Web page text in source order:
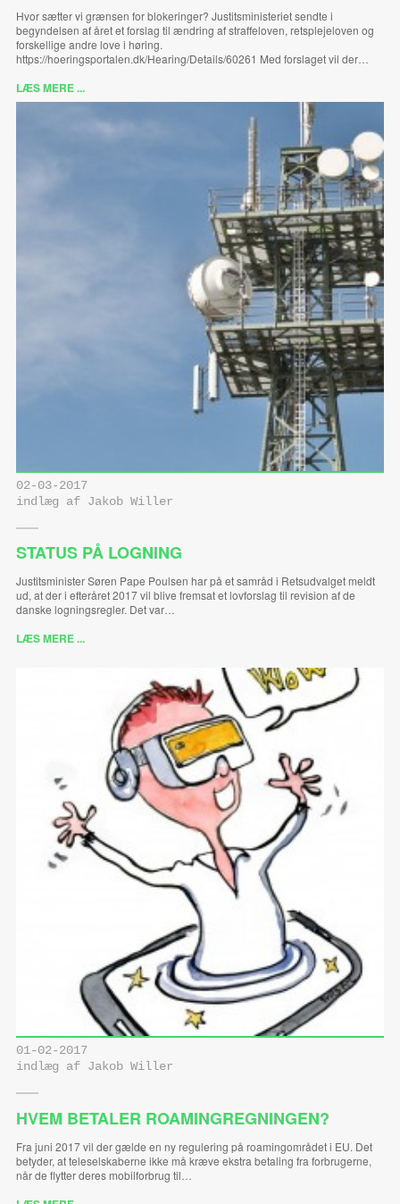
Hvor sætter vi grænsen for blokeringer? Justitsministeriet sendte i
begyndelsen af året et forslag til ændring af straffeloven, retsplejeloven og
forskellige andre love i høring.
https://hoeringsportalen.dk/Hearing/Details/60261 Med forslaget vil der…
LÆS MERE ...
02-03-2017
indlæg af Jakob Willer
STATUS PÅ LOGNING
Justitsminister Søren Pape Poulsen har på et samråd i Retsudvalget meldt
ud, at der i efteråret 2017 vil blive fremsat et lovforslag til revision af de
danske logningsregler. Det var…
LÆS MERE ...
01-02-2017
indlæg af Jakob Willer
HVEM BETALER ROAMINGREGNINGEN?
Fra juni 2017 vil der gælde en ny regulering på roamingområdet i EU. Det
betyder, at teleselskaberne ikke må kræve ekstra betaling fra forbrugerne,
når de flytter deres mobilforbrug til…